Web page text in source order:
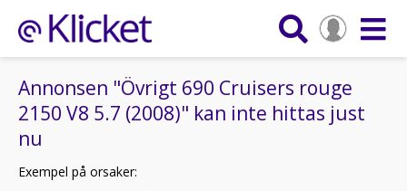
Annonsen "Övrigt 690 Cruisers rouge
2150 V8 5.7 (2008)" kan inte hittas just
nu
Exempel på orsaker: